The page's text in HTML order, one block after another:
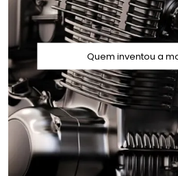
Quem inventou a